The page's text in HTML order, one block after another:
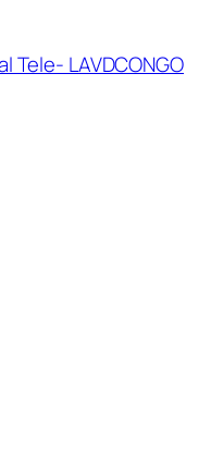
Tele- LAVDCONGO